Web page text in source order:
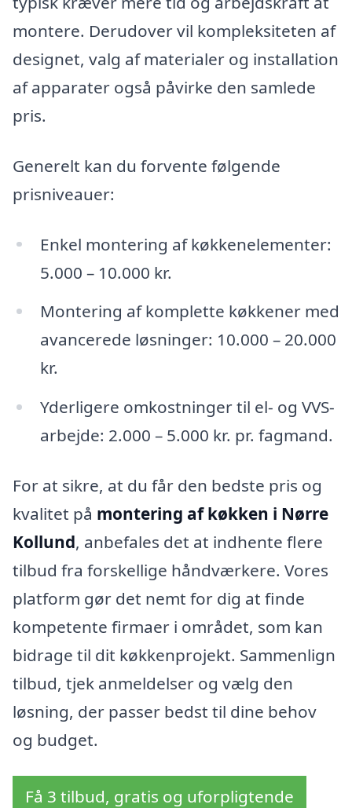
montere. Derudover vil kompleksiteten af
designet, valg af materialer og installation
af apparater også påvirke den samlede
pris.
Generelt kan du forvente følgende
prisniveauer:
Enkel montering af køkkenelementer:
5.000 – 10.000 kr.
Montering af komplette køkkener med
avancerede løsninger: 10.000 – 20.000
kr.
Yderligere omkostninger til el- og VVS-
arbejde: 2.000 – 5.000 kr. pr. fagmand.
For at sikre, at du får den bedste pris og
kvalitet på montering af køkken i Nørre
Kollund, anbefales det at indhente flere
tilbud fra forskellige håndværkere. Vores
platform gør det nemt for dig at finde
kompetente firmaer i området, som kan
bidrage til dit køkkenprojekt. Sammenlign
tilbud, tjek anmeldelser og vælg den
løsning, der passer bedst til dine behov
og budget.
Få 3 tilbud, gratis og uforpligtende